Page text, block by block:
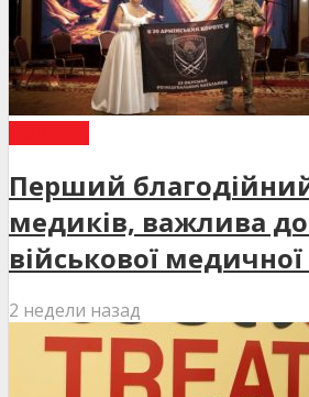
Перший
медиків, важлива
військової
2 недели назад